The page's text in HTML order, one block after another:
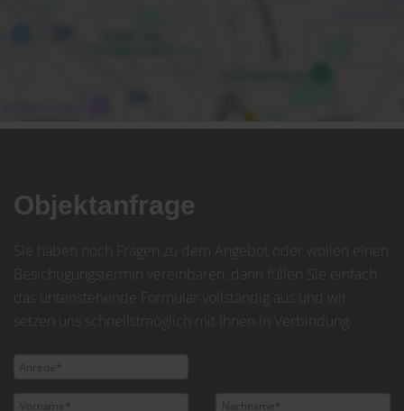
Objektanfrage
Sie haben noch Fragen zu dem Angebot oder wollen einen
Besichtigungstermin vereinbaren, dann füllen Sie einfach
das untenstehende Formular vollständig aus und wir
setzen uns schnellstmöglich mit Ihnen in Verbindung.